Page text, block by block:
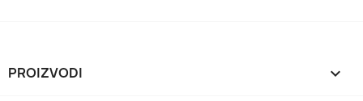
PROIZVODI 